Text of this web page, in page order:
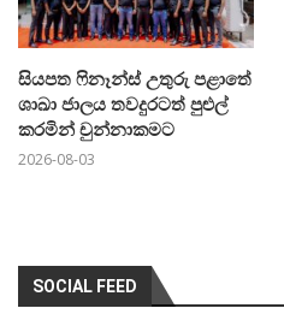
සියපත ෆිනෑන්ස් උතුරු පළාතේ
ශාඛා ජාලය තවදුරටත් පුළුල්
කරමින් චුන්නාකමට
2026-08-03
SOCIAL FEED